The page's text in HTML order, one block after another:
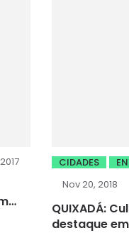
CIDADES
Nov 20, 2018
QUIXADÁ:
destaque